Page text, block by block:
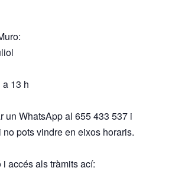
a 13 h
un WhatsApp al 655 433 537 i
no pots vindre en eixos horaris.
accés als tràmits ací: